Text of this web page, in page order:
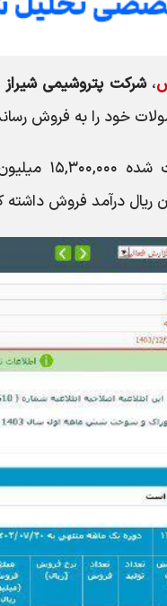
، شرکت پتروشیمی شیراز
خود را به فروش رسانده که